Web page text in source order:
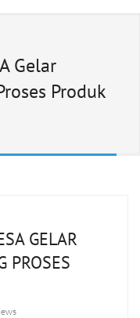
Gelar
Produk
GELAR
PROSES